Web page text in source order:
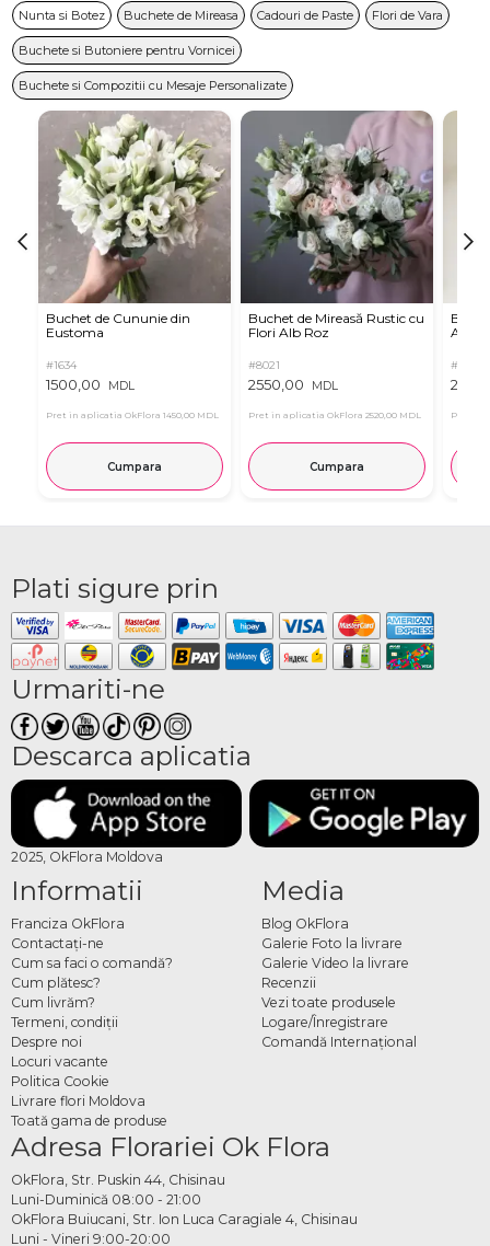
Nunta si Botez Buchete de Mireasa Cadouri de Paste Flori de Vara
Buchete si Butoniere pentru Vornicei
Buchete si Compozitii cu Mesaje Personalizate
Buchet de Cununie din
Eustoma
#1634
1500,00 MDL
Pret in aplicatia OkFlora 1450,00 MDL
Cumpara
Buchet de Mireasă Rustic cu
Flori Alb Roz
#8021
2550,00 MDL
Pret in aplicatia OkFlora 2520,00 MDL
Cumpara
Albe
#8018
Pret in
Plati sigure prin
Urmariti-ne
Descarca aplicatia
2025, OkFlora Moldova
Informatii
Franciza OkFlora
Contactaţi-ne
Cum sa faci o comandă?
Cum plătesc?
Cum livrăm?
Termeni, condiţii
Despre noi
Locuri vacante
Politica Cookie
Livrare flori Moldova
Toată gama de produse
Media
Blog OkFlora
Galerie Foto la livrare
Galerie Video la livrare
Recenzii
Vezi toate produsele
Logare/Înregistrare
Comandă Internațional
Adresa Florariei Ok Flora
OkFlora, Str. Puskin 44, Chisinau
Luni-Duminică 08:00 - 21:00
OkFlora Buiucani, Str. Ion Luca Caragiale 4, Chisinau
Luni - Vineri 9:00-20:00